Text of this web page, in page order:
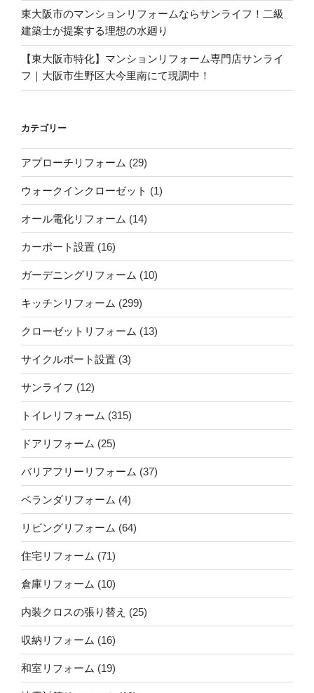
東大阪市のマンションリフォームならサンライフ！二級
建築士が提案する理想の水廻り
【東大阪市特化】マンションリフォーム専門店サンライ
フ｜大阪市生野区大今里南にて現調中！
カテゴリー
アプローチリフォーム (29)
ウォークインクローゼット (1)
オール電化リフォーム (14)
カーポート設置 (16)
ガーデニングリフォーム (10)
キッチンリフォーム (299)
クローゼットリフォーム (13)
サイクルポート設置 (3)
サンライフ (12)
トイレリフォーム (315)
ドアリフォーム (25)
バリアフリーリフォーム (37)
ベランダリフォーム (4)
リビングリフォーム (64)
住宅リフォーム (71)
倉庫リフォーム (10)
内装クロスの張り替え (25)
収納リフォーム (16)
和室リフォーム (19)